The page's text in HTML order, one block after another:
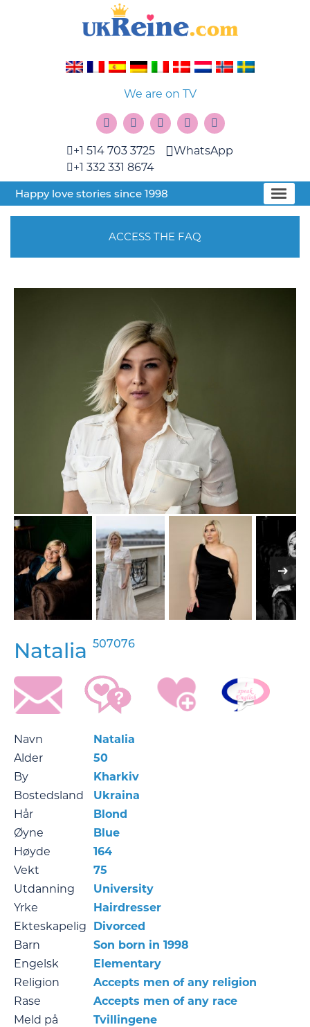
We are on TV
+1 514 703 3725
+1 332 331 8674
WhatsApp
Happy love stories since 1998
ACCESS THE FAQ
Natalia 507076
Navn
Natalia
Alder
50
By
Kharkiv
Bostedsland
Ukraina
Hår
Blond
Øyne
Blue
Høyde
164
Vekt
75
Utdanning
University
Yrke
Hairdresser
Ekteskapelig
Divorced
Barn
Son born in 1998
Engelsk
Elementary
Religion
Accepts men of any religion
Rase
Accepts men of any race
Meld på
Tvillingene